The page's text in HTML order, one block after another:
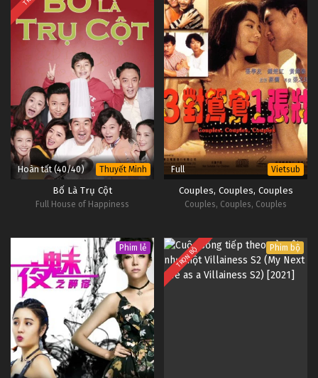
Hoàn tất (40/40) Thuyết Minh
Bố Là Trụ Cột
Full House of Happiness
Full Vietsub
Couples, Couples, Couples
Couples, Couples, Couples
Phim lẻ TRỌN BỘ Phim bộ